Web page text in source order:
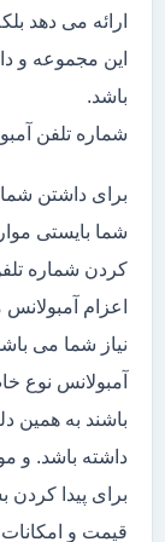
ارائه می دهد
این مجموعه و
باشد.
شماره تلفن
برای داشتن
شما بایستی
کردن شماره
اعزام
نیاز شما می
آمبولانس نوع
باشند به همین
داشته باشد. و
برای پیدا
قیمت و